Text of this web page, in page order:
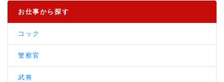
お仕事から探す
コック
警察官
武将